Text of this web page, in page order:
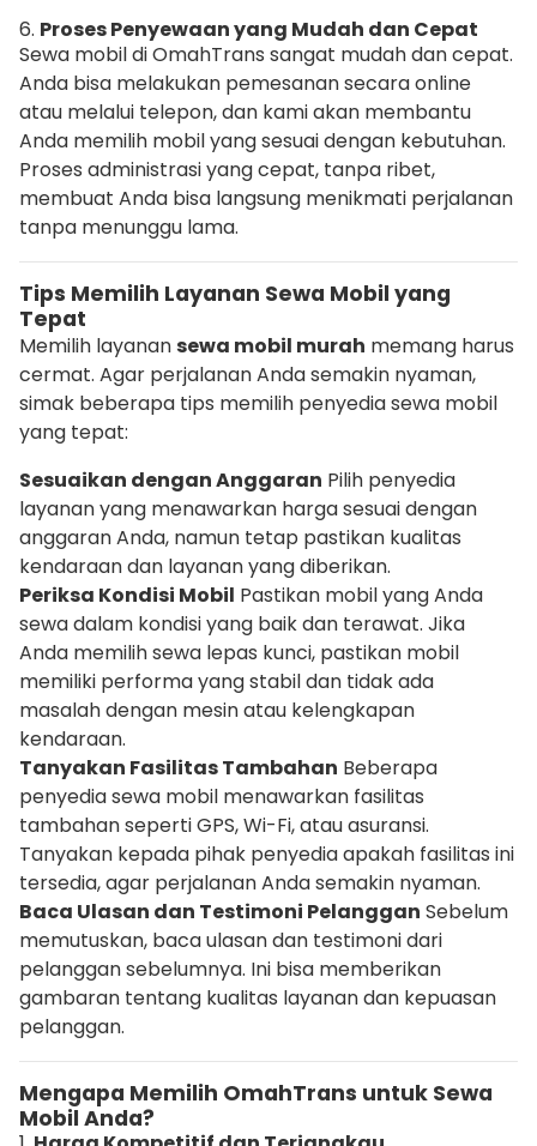
6. Proses Penyewaan yang Mudah dan Cepat
Sewa mobil di OmahTrans sangat mudah dan cepat.
Anda bisa melakukan pemesanan secara online
atau melalui telepon, dan kami akan membantu
Anda memilih mobil yang sesuai dengan kebutuhan.
Proses administrasi yang cepat, tanpa ribet,
membuat Anda bisa langsung menikmati perjalanan
tanpa menunggu lama.
Tips Memilih Layanan Sewa Mobil yang
Tepat
Memilih layanansewa mobil murah memang harus
cermat. Agar perjalanan Anda semakin nyaman,
simak beberapa tips memilih penyedia sewa mobil
yang tepat:
Sesuaikan dengan Anggaran Pilih penyedia
layanan yang menawarkan harga sesuai dengan
anggaran Anda, namun tetap pastikan kualitas
kendaraan dan layanan yang diberikan.
Periksa Kondisi Mobil Pastikan mobil yang Anda
sewa dalam kondisi yang baik dan terawat. Jika
Anda memilih sewa lepas kunci, pastikan mobil
memiliki performa yang stabil dan tidak ada
masalah dengan mesin atau kelengkapan
kendaraan.
Tanyakan Fasilitas Tambahan Beberapa
penyedia sewa mobil menawarkan fasilitas
tambahan seperti GPS, Wi-Fi, atau asuransi.
Tanyakan kepada pihak penyedia apakah fasilitas ini
tersedia, agar perjalanan Anda semakin nyaman.
Baca Ulasan dan Testimoni Pelanggan Sebelum
memutuskan, baca ulasan dan testimoni dari
pelanggan sebelumnya. Ini bisa memberikan
gambaran tentang kualitas layanan dan kepuasan
pelanggan.
Mengapa Memilih OmahTrans untuk Sewa
Mobil Anda?